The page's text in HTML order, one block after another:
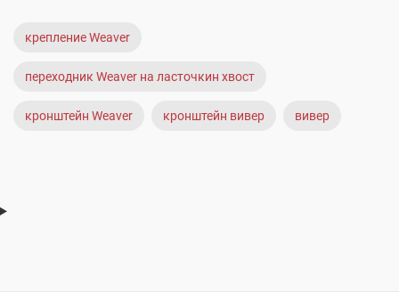
крепление Weaver
переходник Weaver на ласточкин хвост
кронштейн Weaver кронштейн вивер вивер